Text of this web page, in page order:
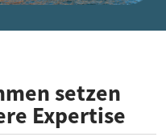
setzen
Expertise